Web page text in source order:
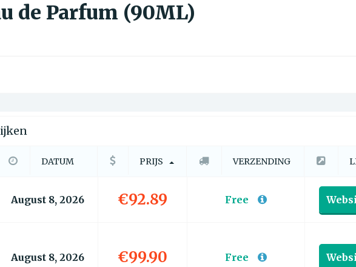
de Parfum (90ML)
DATUM PRIJS VERZENDING
August 8, 2026 €92.89 Free
August 8, 2026 €99.90 Free